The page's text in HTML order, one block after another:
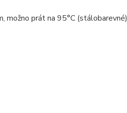
možno prát na 95°C (stálobarevné)